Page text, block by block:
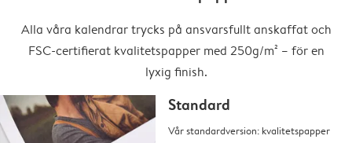
Alla våra kalendrar trycks på ansvarsfullt anskaffat och
FSC-certifierat kvalitetspapper med 250g/m² – för en
lyxig finish.
Standard
Vår standardversion: kvalitetspapper